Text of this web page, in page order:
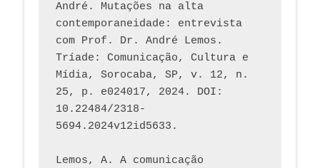
André. Mutações na alta
contemporaneidade: entrevista
com Prof. Dr. André Lemos.
Tríade: Comunicação, Cultura e
Mídia, Sorocaba, SP, v. 12, n.
25, p. e024017, 2024. DOI:
10.22484/2318-
5694.2024v12id5633.
Lemos, A. A comunicação